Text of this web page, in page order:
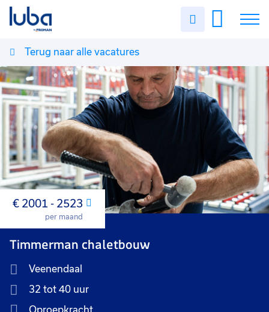
Uren
Vacatures
Over ons
Voor werkgevers
Contact
Terug naar alle vacatures
Maand
€ 2001 - 2523
per maand
Timmerman chaletbouw
Veenendaal
32 tot 40 uur